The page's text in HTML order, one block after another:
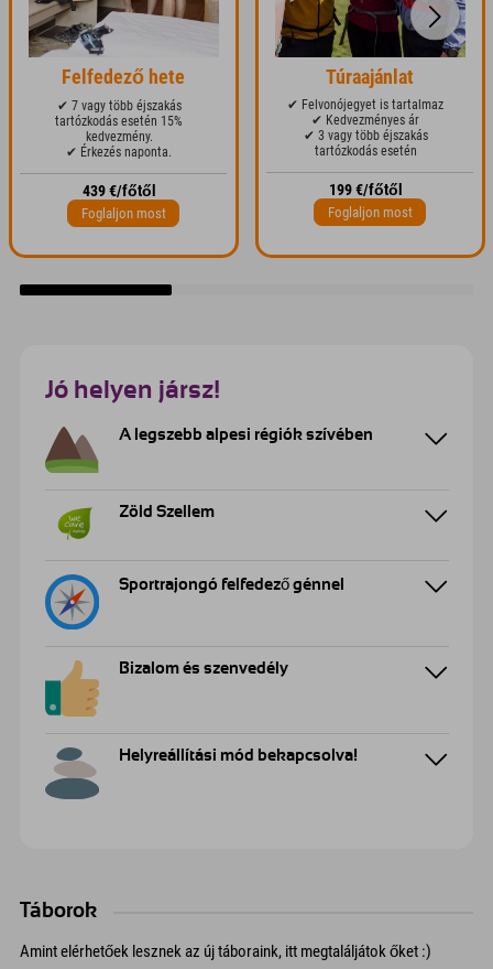
Felfedező hete
✔ 7 vagy több éjszakás
tartózkodás esetén 15%
kedvezmény.
✔ Érkezés naponta.
439 €/főtől
Foglaljon most
Túraajánlat
✔ Felvonójegyet is tartalmaz
✔ Kedvezményes ár
✔ 3 vagy több éjszakás
tartózkodás esetén
199 €/főtől
Foglaljon most
Jó helyen jársz!
A legszebb alpesi régiók szívében
Zöld Szellem
Sportrajongó felfedező génnel
Bizalom és szenvedély
Helyreállítási mód bekapcsolva!
Táborok
Amint elérhetőek lesznek az új táboraink, itt megtaláljátok őket :)